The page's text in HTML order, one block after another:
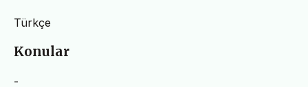
Türkçe
Konular
-